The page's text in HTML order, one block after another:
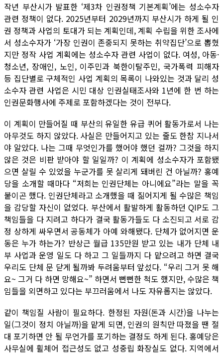
작년 부산시가 발표한 ‘제3차 인권정책 기본계획’에는 성소수자
관련 정책이 없다. 2025년부터 2029년까지 부산시가 하게 될 인
권 정책과 사업의 토대가 되는 계획인데, 계획 수립을 위한 조사에
서 성소수자가 ‘가장 인권이 존중되지 못하는 취약집단’으로 뽑혔
지만 정작 사업 계획에는 성소수자 관련 사업이 없다. 여성, 아동·
청소년, 장애인, 노인, 이주민과 북한이탈주민, 국가폭력 피해자
등 집단별로 구체적인 사업 계획의 목록이 나와있는 것과 달리 성
소수자 관련 사업은 시민 대상 인권실태조사와 1년에 한 번 하는
인권문화행사에 주제로 포함하겠다는 것이 전부다.
이 계획이 만들어질 때 부산의 유일한 유급 퀴어 활동가로서 나는
아무것도 하지 않았다. 사실은 만들어지고 있는 줄도 한참 지나서
야 알았다. 나는 그때 무엇인가를 했어야 했던 걸까? 그것을 하지
않은 것은 비판 받아야 할 일일까? 이 계획에 성소수자가 포함됐
으면 살릴 수 있었을 누군가를 못 살리게 돼버린 건 아닐까? 홍예
당을 소개할 때마다 “저희는 인권단체는 아니에요”라는 말을 꼭
붙이곤 했다. 인권단체라고 소개했을 때 짊어지게 될 수많은 책임
을 감당할 자신이 없었다. 부산에서 활발하게 활동하던 QIP도 그
책임들을 다 지려고 하다가 결국 활동가들도 다 소진되고 서로 감
정 상하게 싸우면서 공동체가 아예 와해됐다. 단체가 없어지면 운
동은 누가 하는가? 반상근 월급 135만원 받고 있는 내가 단체 내
부 사업과 운영 일도 다 하고 그 일들까지 다 맡으려고 하면 결국
우리도 단체 문 닫게 될까봐 두려움부터 앞섰다. “우리 그거 못 해
요~ 그거 다 하면 망해요~” 하면서 뻔뻔한 척도 했지만, 수많은 책
임들을 외면하고 있다는 부끄러움에서 나도 자유롭지는 않았다.
같이 책임질 사람이 필요하다. 한정된 자원(돈과 시간)을 나누는
일(그것이 정치 아닐까)을 맡게 되면, 인권의 원칙만 따졌을 땐 절
대 포기하면 안 될 무언가를 포기하는 결정도 하게 된다. 홍예당은
사무실에 휠체어 접근성도 없고 성중립 화장실도 없다. 지역에서